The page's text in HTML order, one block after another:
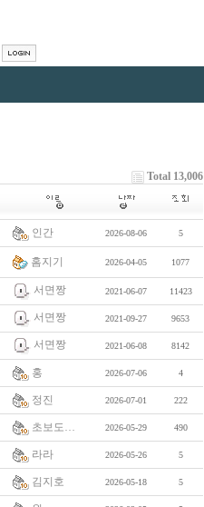
Total 13,006
인간 2026-08-06 5
홈지기 2026-04-05 1077
서면짱 2021-06-07 11423
서면짱 2021-09-27 9653
서면짱 2021-06-08 8142
홍 2026-07-06 4
정진 2026-07-01 222
초보도… 2026-05-29 490
라라 2026-05-26 5
김지호 2026-05-18 5